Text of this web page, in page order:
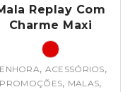
Replay Com
Charme Maxi
, ACESSÓRIOS,
PROMOÇÕES, MALAS,